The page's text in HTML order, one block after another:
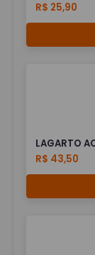
R$ 25,90
LAGARTO
R$ 43,50